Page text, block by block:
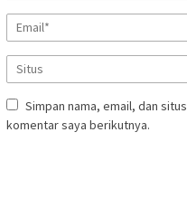
Simpan nama, email, dan
komentar saya berikutnya.